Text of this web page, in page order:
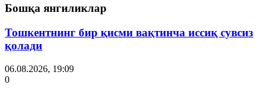
Бошқа янгиликлар
Тошкентнинг бир қисми вақтинча иссиқ сувсиз
қолади
06.08.2026, 19:09
0